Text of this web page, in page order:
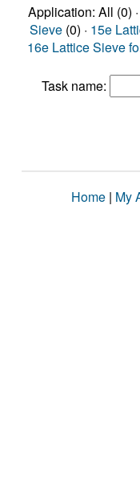
Application: All (0) ·
Sieve (0) · 15e
16e Lattice Sieve
Task name:
Home | My